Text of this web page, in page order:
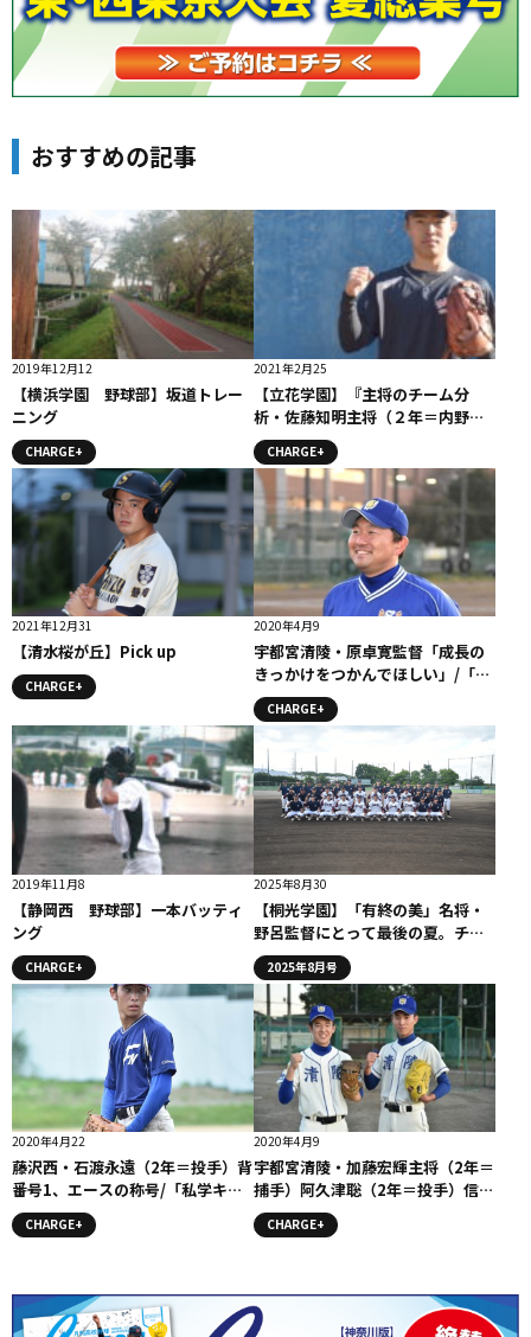
おすすめの記事
2019年12月12
【横浜学園 野球部】坂道トレー
ニング
CHARGE+
2021年2月25
【立花学園】『主将のチーム分
析・佐藤知明主将（２年＝内野
手）』コラム #立花学園
CHARGE+
2021年12月31
【清水桜が丘】Pick up
CHARGE+
2020年4月9
宇都宮清陵・原卓寛監督「成長の
きっかけをつかんでほしい」/「虎
視眈々」監督コメント
CHARGE+
2019年11月8
【静岡西 野球部】一本バッティ
ング
CHARGE+
2025年8月30
【桐光学園】「有終の美」名将・
野呂監督にとって最後の夏。チー
ムはどう戦うのか。（2025年７月
掲載）
2025年8月号
2020年4月22
藤沢西・石渡永遠（2年＝投手）背
番号1、エースの称号/「私学キラ
ー」コラム
CHARGE+
2020年4月9
宇都宮清陵・加藤宏輝主将（2年＝
捕手）阿久津聡（2年＝投手）信頼
で結ばれる「最強バッテリー」/
「虎視眈々」コラム
CHARGE+